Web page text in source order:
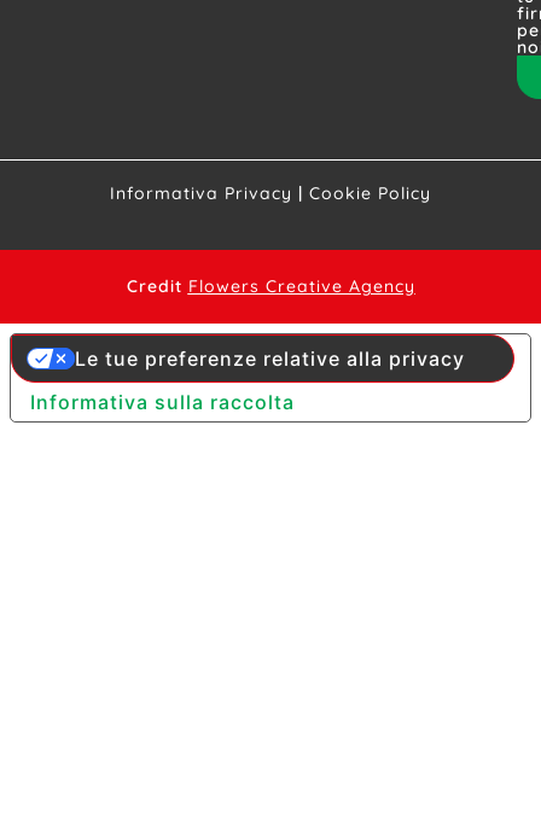
Informativa Privacy | Cookie Policy
Credit Flowers Creative Agency
Informativa sulla raccolta
Le tue preferenze relative alla privacy